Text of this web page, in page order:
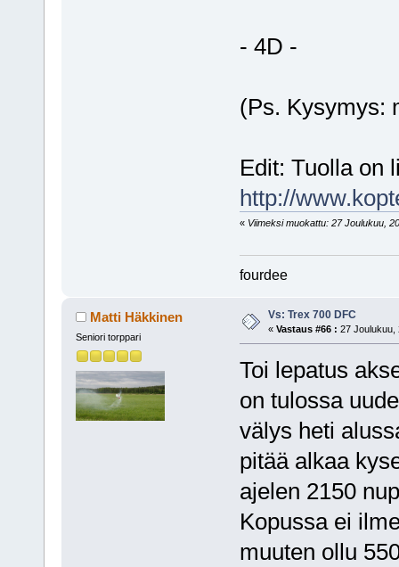
- 4D -
(Ps. Kysymys:
Edit: Tuolla on
http://
« Viimeksi muokattu: 27 Joulukuu,
fourdee
Matti Häkkinen
Seniori torppari
Vs: Trex 700 DFC
« Vastaus #66 : 27 Joulukuu,
Toi lepatus
on tulossa
välys heti
pitää alkaa
ajelen 2150
Kopussa ei
muuten ollu